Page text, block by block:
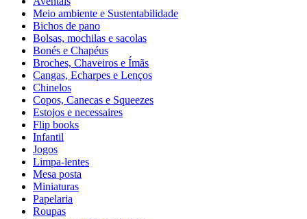
Meio ambiente e Sustentabilidade
Bichos de pano
Bolsas, mochilas e sacolas
Bonés e Chapéus
Broches, Chaveiros e Ímãs
Cangas, Echarpes e Lenços
Chinelos
Copos, Canecas e Squeezes
Estojos e necessaires
Flip books
Infantil
Jogos
Limpa-lentes
Mesa posta
Miniaturas
Papelaria
Roupas